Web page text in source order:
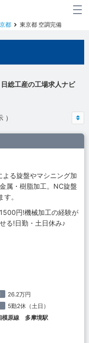
都 東京都 空調完備
総工産の工場求人ナビ
）
る旋盤やマシニング加
属・樹脂加工。NC旋盤
。
円!機械加工の経験が
る!日勤・土日休み♪
26.2万円
5勤2休（土日）
模原線 多摩境駅